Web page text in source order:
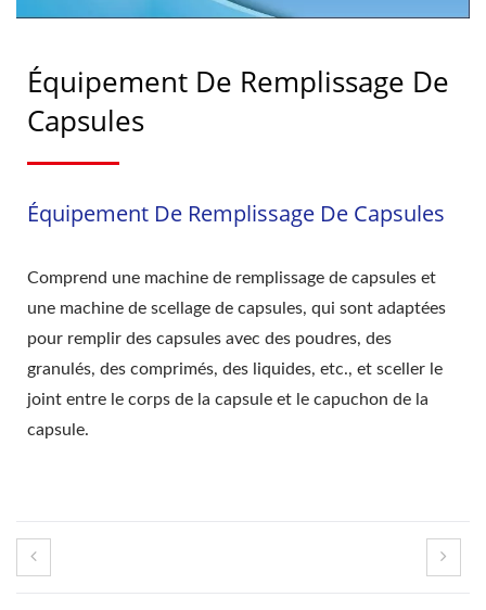
Équipement De Remplissage De
Capsules
Équipement De Remplissage De Capsules
Comprend une machine de remplissage de capsules et
une machine de scellage de capsules, qui sont adaptées
pour remplir des capsules avec des poudres, des
granulés, des comprimés, des liquides, etc., et sceller le
joint entre le corps de la capsule et le capuchon de la
capsule.